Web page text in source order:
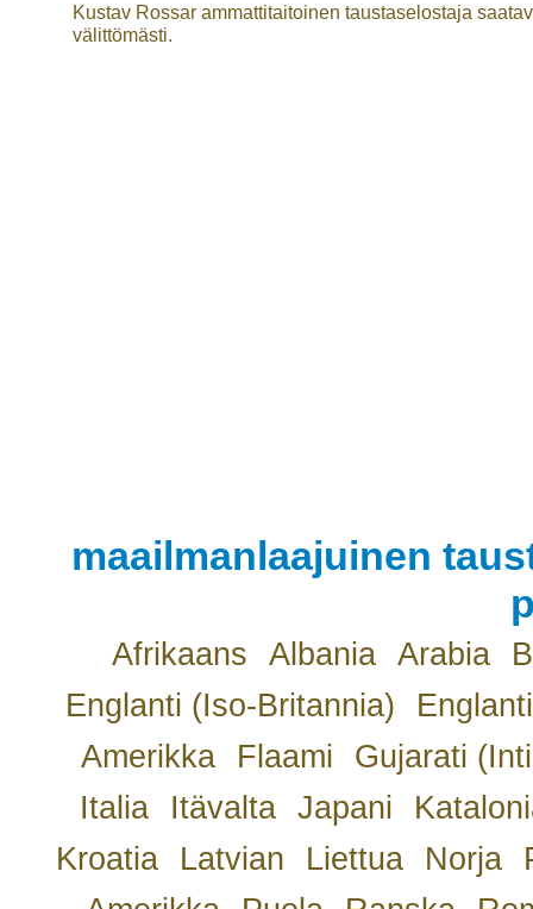
Kustav Rossar ammattitaitoinen taustaselostaja
välittömästi.
maailmanlaajuinen
Afrikaans Albania Arabia
Englanti (Iso-Britannia)
Amerikka
Flaami
Gujarati
Italia
Itävalta Japani
Kroatia
Latvian Liettua Norja